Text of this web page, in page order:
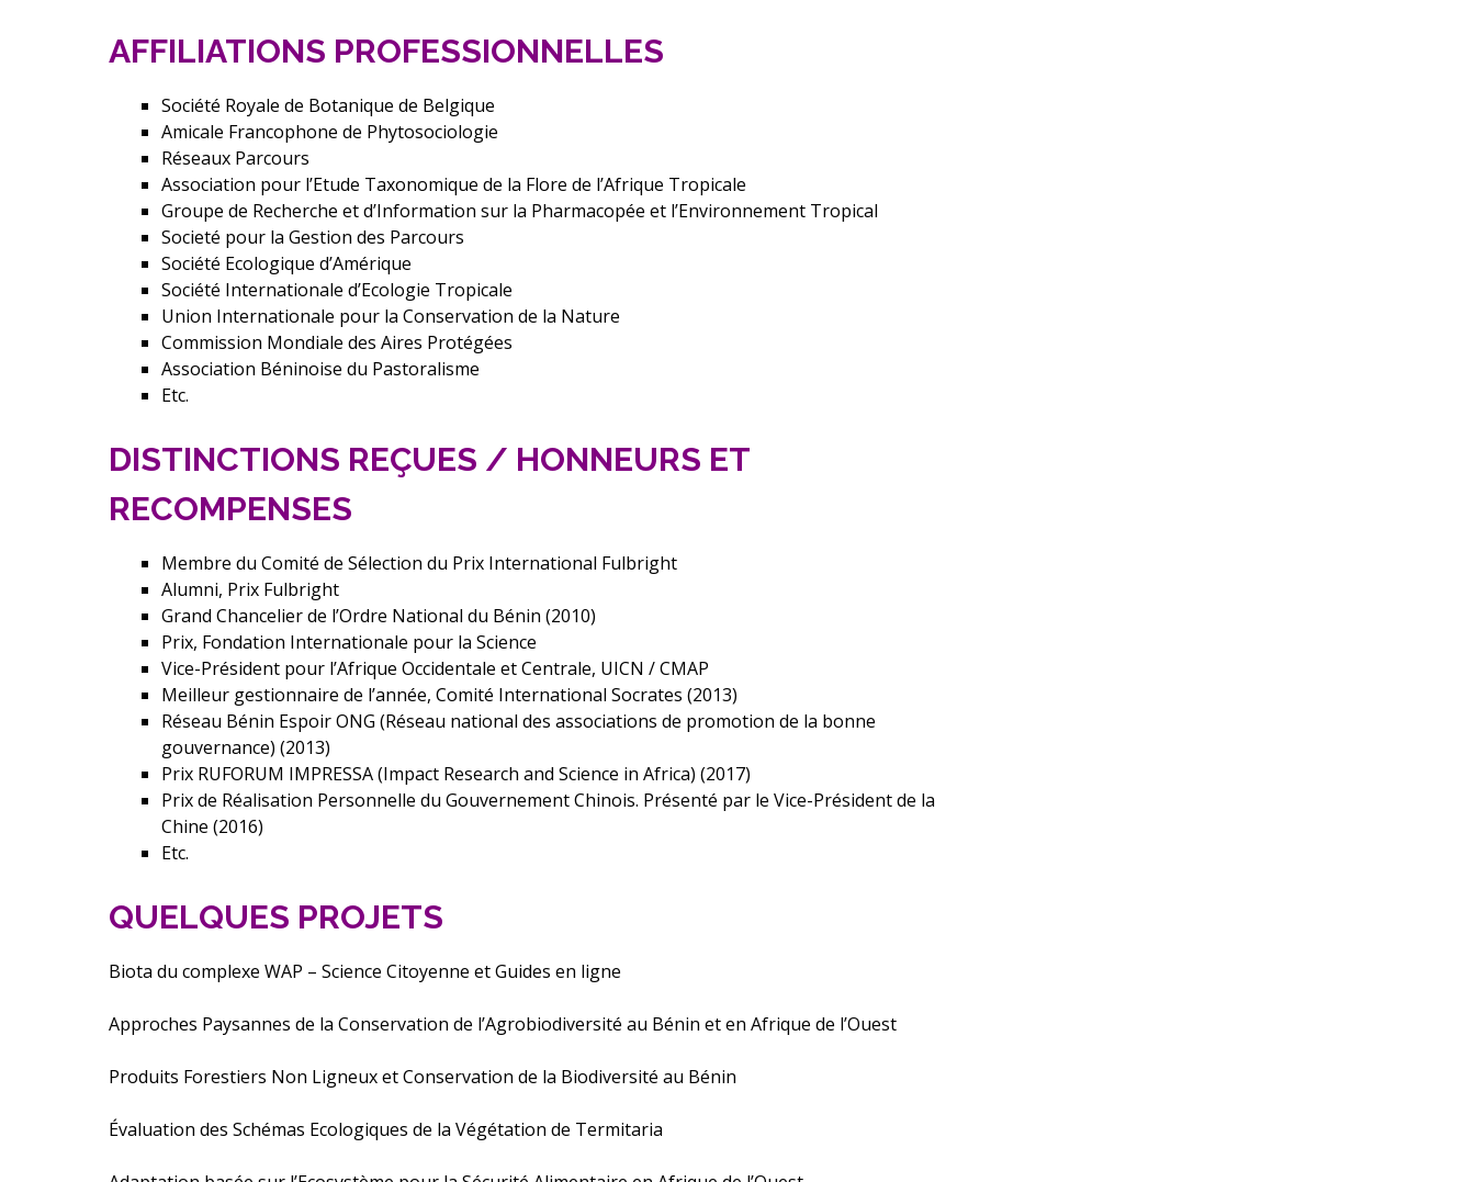
AFFILIATIONS PROFESSIONNELLES
Société Royale de Botanique de Belgique
Amicale Francophone de Phytosociologie
Réseaux Parcours
Association pour l’Etude Taxonomique de la Flore de l’Afrique Tropicale
Groupe de Recherche et d’Information sur la Pharmacopée et l’Environnement Tropical
Societé pour la Gestion des Parcours
Société Ecologique d’Amérique
Société Internationale d’Ecologie Tropicale
Union Internationale pour la Conservation de la Nature
Commission Mondiale des Aires Protégées
Association Béninoise du Pastoralisme
Etc.
DISTINCTIONS REÇUES / HONNEURS ET
RECOMPENSES
Membre du Comité de Sélection du Prix International Fulbright
Alumni, Prix Fulbright
Grand Chancelier de l’Ordre National du Bénin (2010)
Prix, Fondation Internationale pour la Science
Vice-Président pour l’Afrique Occidentale et Centrale, UICN / CMAP
Meilleur gestionnaire de l’année, Comité International Socrates (2013)
Réseau Bénin Espoir ONG (Réseau national des associations de promotion de la bonne
gouvernance) (2013)
Prix RUFORUM IMPRESSA (Impact Research and Science in Africa) (2017)
Prix de Réalisation Personnelle du Gouvernement Chinois. Présenté par le Vice-Président de la
Chine (2016)
Etc.
QUELQUES PROJETS
Biota du complexe WAP – Science Citoyenne et Guides en ligne
Approches Paysannes de la Conservation de l’Agrobiodiversité au Bénin et en Afrique de l’Ouest
Produits Forestiers Non Ligneux et Conservation de la Biodiversité au Bénin
Évaluation des Schémas Ecologiques de la Végétation de Termitaria